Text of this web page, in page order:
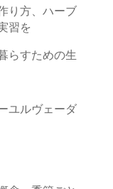
り方、ハーブ
習を
らすための生
ユルヴェーダ